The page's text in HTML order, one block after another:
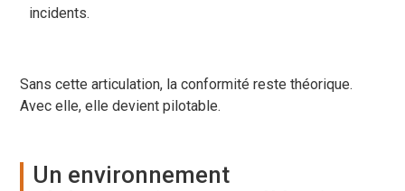
incidents.
Sans cette articulation, la conformité reste théorique.
Avec elle, elle devient pilotable.
Un environnement